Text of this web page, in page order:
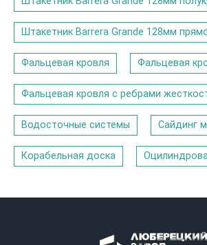
Штакетник Barrera Grande 128мм
Фальцевая кровля Фальцевая
Фальцевая кровля с ребрами
Водосточные системы Сайдинг
Корабельная доска